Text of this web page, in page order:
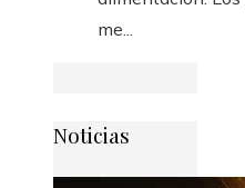
me...
Noticias